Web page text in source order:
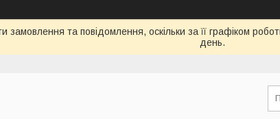
та повідомлення, оскільки за її графіком
день.